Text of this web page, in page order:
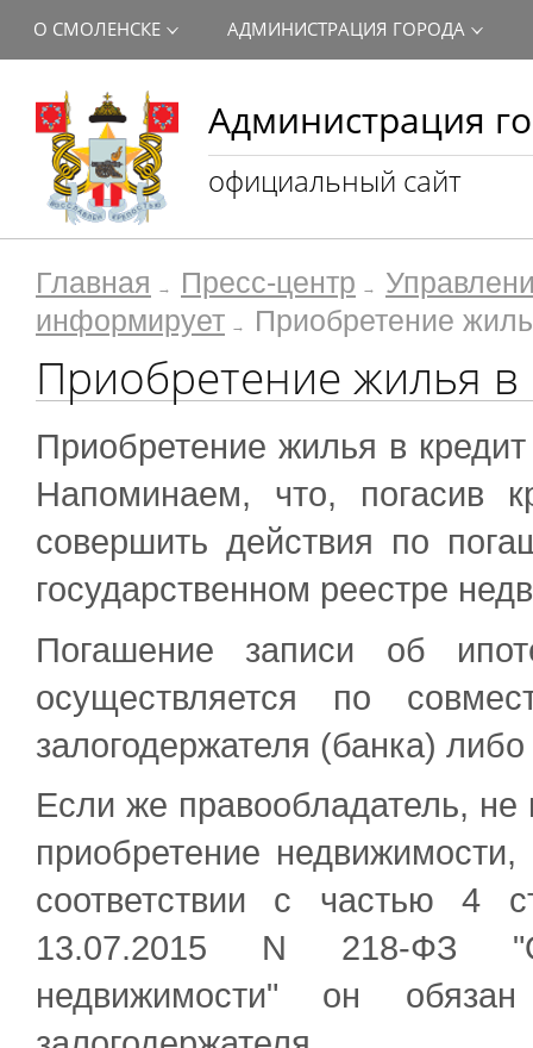
Администрация
официальный сайт
О СМОЛЕНСКЕ АДМИНИСТРАЦИЯ ГОРОДА
Главная Пресс-центр
информирует
Приобретение
Приобретение жилья в
Приобретение жилья в
Напоминаем, что, погасив
совершить действия по
государственном реестре
Погашение записи об
осуществляется по
залогодержателя (банка)
Если же правообладатель, не
приобретение
соответствии с частью 4
13.07.2015 N 218-ФЗ "О
недвижимости" он